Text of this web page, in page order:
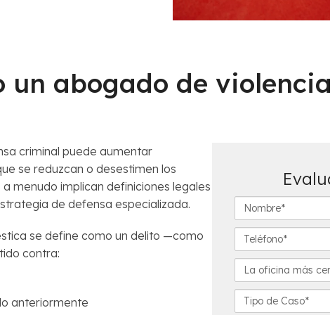
Haga clic aqui, para asistencia en español
un abogado de
criminal puede aumentar
se reduzcan o desestimen los
menudo implican definiciones legales
de defensa especializada.
se define como un delito —como
contra:
anteriormente
o
m
r
*
e
l
f
a
o
e